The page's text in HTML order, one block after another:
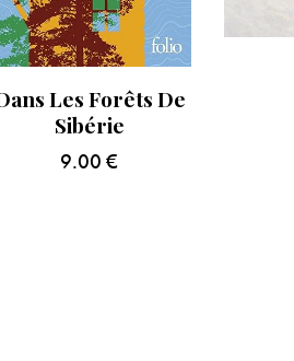
Les Forêts De
Sibérie
9.00 €